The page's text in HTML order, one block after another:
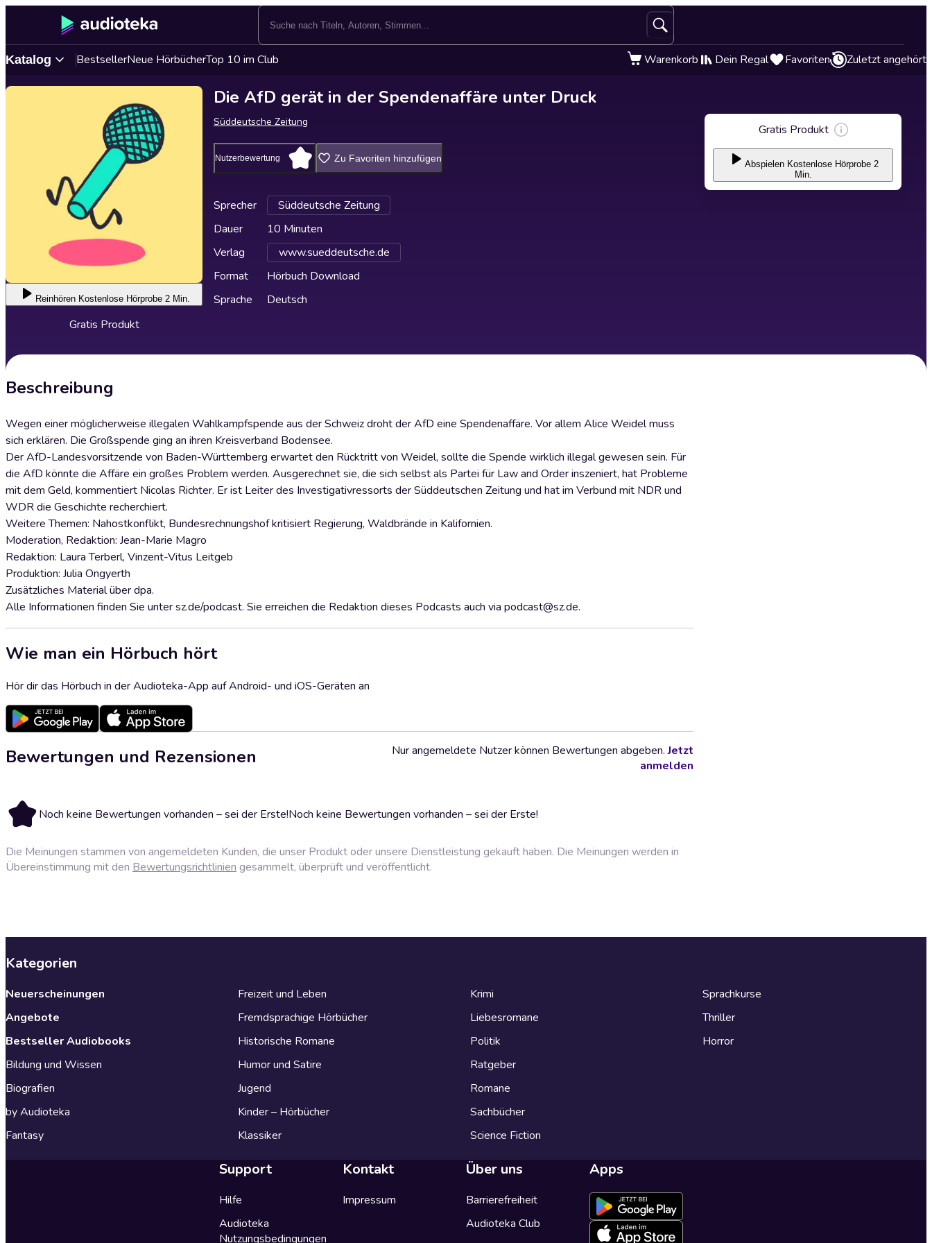
Katalog BestsellerNeue HörbücherTop 10 im Club Warenkorb Dein Regal Favoriten Zuletzt angehört
Reinhören Kostenlose Hörprobe 2 Min.
Gratis Produkt
Die AfD gerät in der Spendenaffäre unter Druck
Süddeutsche Zeitung
Nutzerbewertung Zu Favoriten hinzufügen
Sprecher
Süddeutsche Zeitung
Dauer
10 Minuten
Verlag
www.sueddeutsche.de
Format
Hörbuch Download
Sprache
Deutsch
Beschreibung
Wegen einer möglicherweise illegalen Wahlkampfspende aus der Schweiz droht der AfD eine Spendenaffäre. Vor allem Alice Weidel muss
sich erklären. Die Großspende ging an ihren Kreisverband Bodensee.
Der AfD-Landesvorsitzende von Baden-Württemberg erwartet den Rücktritt von Weidel, sollte die Spende wirklich illegal gewesen sein. Für
die AfD könnte die Affäre ein großes Problem werden. Ausgerechnet sie, die sich selbst als Partei für Law and Order inszeniert, hat Probleme
mit dem Geld, kommentiert Nicolas Richter. Er ist Leiter des Investigativressorts der Süddeutschen Zeitung und hat im Verbund mit NDR und
WDR die Geschichte recherchiert.
Weitere Themen: Nahostkonflikt, Bundesrechnungshof kritisiert Regierung, Waldbrände in Kalifornien.
Moderation, Redaktion: Jean-Marie Magro
Redaktion: Laura Terberl, Vinzent-Vitus Leitgeb
Produktion: Julia Ongyerth
Zusätzliches Material über dpa.
Alle Informationen finden Sie unter sz.de/podcast. Sie erreichen die Redaktion dieses Podcasts auch via podcast@sz.de.
Wie man ein Hörbuch hört
Hör dir das Hörbuch in der Audioteka-App auf Android- und iOS-Geräten an
Bewertungen und Rezensionen
Noch keine Bewertungen vorhanden – sei der Erste!Noch keine Bewertungen vorhanden – sei der Erste!
Nur angemeldete Nutzer können Bewertungen abgeben.Jetzt
anmelden
Die Meinungen stammen von angemeldeten Kunden, die unser Produkt oder unsere Dienstleistung gekauft haben. Die Meinungen werden in
Übereinstimmung mit den Bewertungsrichtlinien gesammelt, überprüft und veröffentlicht.
Gratis Produkt
Abspielen Kostenlose Hörprobe 2
Min.
Kategorien
Neuerscheinungen
Angebote
Bestseller Audiobooks
Bildung und Wissen
Biografien
by Audioteka
Fantasy
Freizeit und Leben
Fremdsprachige Hörbücher
Historische Romane
Humor und Satire
Jugend
Kinder – Hörbücher
Klassiker
Krimi
Liebesromane
Politik
Ratgeber
Romane
Sachbücher
Science Fiction
Sprachkurse
Thriller
Horror
Support
Hilfe
Audioteka
Nutzungsbedingungen
Kontakt
Impressum
Über uns
Barrierefreiheit
Audioteka Club
Apps